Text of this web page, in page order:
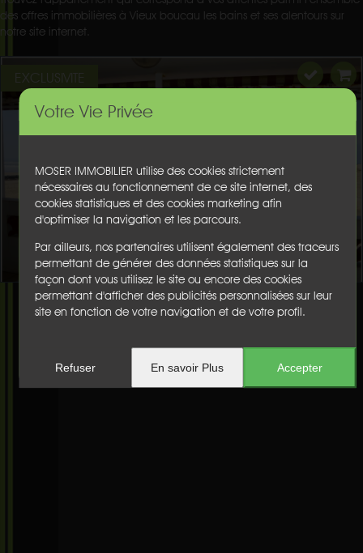
Votre Vie Privée
MOSER IMMOBILIER utilise des cookies strictement
nécessaires au fonctionnement de ce site internet, des
cookies statistiques et des cookies marketing afin
d'optimiser la navigation et les parcours.
Par ailleurs, nos partenaires utilisent également des traceurs
permettant de générer des données statistiques sur la
façon dont vous utilisez le site ou encore des cookies
permettant d'afficher des publicités personnalisées sur leur
site en fonction de votre navigation et de votre profil.
Refuser En savoir Plus Accepter
des offres immobilières à Vieux boucau les bains et ses alentours sur
notre site internet.
EXCLUSIVITE